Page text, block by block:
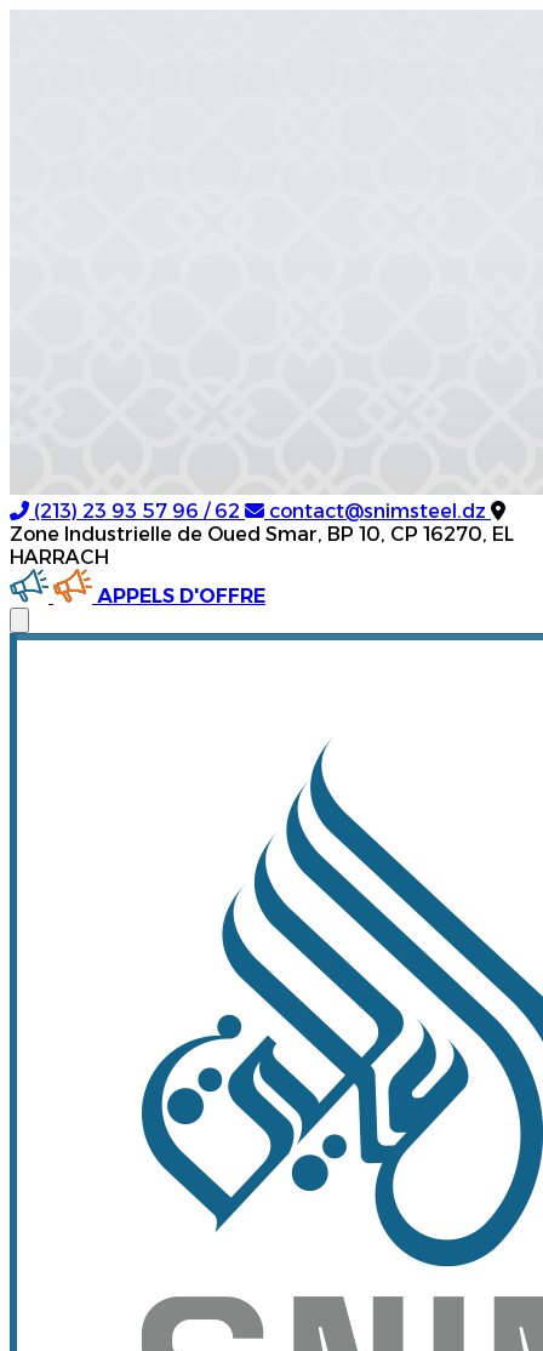
(213) 23 93 57 96 / 62
contact@snimsteel.dz
Zone Industrielle de Oued Smar, BP 10, CP 16270, EL
HARRACH
APPELS D'OFFRE